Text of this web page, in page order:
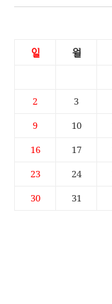
일 월
2
3
9
10
16
17
23
24
30
31